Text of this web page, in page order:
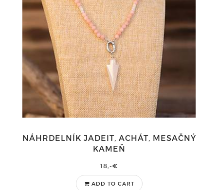
NÁHRDELNÍK JADEIT, ACHÁT, MESAČNÝ
KAMEŇ
18,-€
ADD TO CART